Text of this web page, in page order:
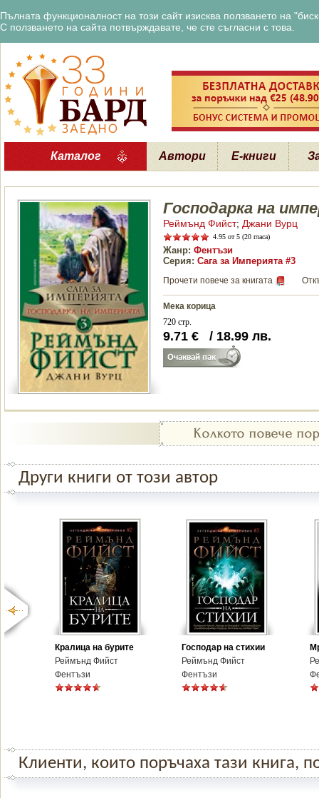
Пълната функционалност на този сайт изисква ползването на
С ползването на сайта потвърждавате, че сте съгласни с това.
Каталог Автори Е-книги
Господарка на
Реймънд Фийст; Джани Вурц
4.95 от 5 (20 гласа)
Жанр: Фентъзи
Серия: Сага за Империята #3
Прочети повече за книгата
Мека корица
720 стр.
9.71 € / 18.99 лв.
Други книги от този автор
Кралица на бурите
Реймънд Фийст
Фентъзи
Господар на стихии
Реймънд Фийст
Фентъзи
Клиенти, които поръчаха тази книга,